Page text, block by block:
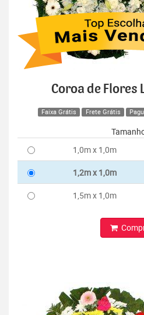
Coroa de Flores
Faixa Grátis Frete Grátis
1,0m x 1,0m
1,2m x 1,0m
1,5m x 1,0m